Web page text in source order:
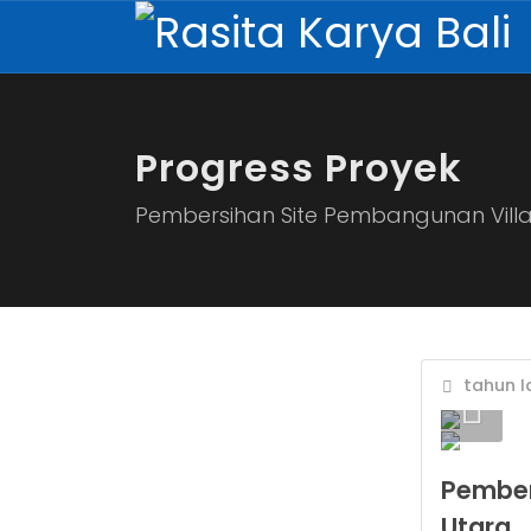
Progress Proyek
Pembersihan Site Pembangunan
tahun